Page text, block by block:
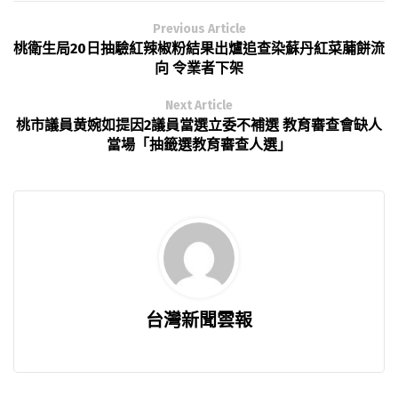
Previous Article
桃衛生局20日抽驗紅辣椒粉結果出爐追查染蘇丹紅菜䔕餅流
向 令業者下架
Next Article
桃市議員黄婉如提因2議員當選立委不補選 教育審查會缺人
當場「抽籤選教育審查人選」
台灣新聞雲報